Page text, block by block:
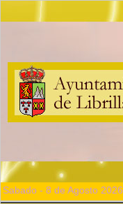
Sabado - 8 de Agosto 2026